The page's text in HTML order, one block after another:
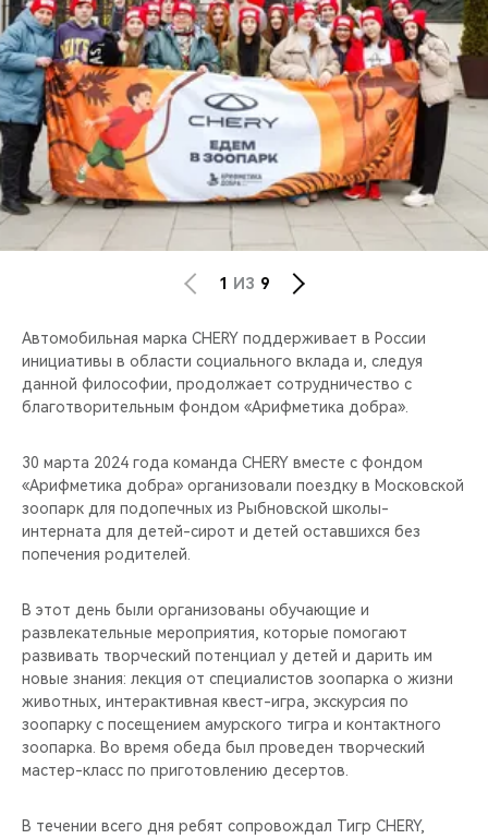
CHERY И СПОРТ
НАШИ МЕРОПРИЯТИЯ
ВИДЕООБЗОРЫ
CHERY ДЛЯ ДЕТЕЙ
1 ИЗ 9
Автомобильная марка CHERY поддерживает в России
инициативы в области социального вклада и, следуя
данной философии, продолжает сотрудничество с
благотворительным фондом «Арифметика добра».
30 марта 2024 года команда CHERY вместе с фондом
«Арифметика добра» организовали поездку в Московской
зоопарк для подопечных из Рыбновской школы-
интерната для детей-сирот и детей оставшихся без
попечения родителей.
В этот день были организованы обучающие и
развлекательные мероприятия, которые помогают
развивать творческий потенциал у детей и дарить им
новые знания: лекция от специалистов зоопарка о жизни
животных, интерактивная квест-игра, экскурсия по
зоопарку с посещением амурского тигра и контактного
зоопарка. Во время обеда был проведен творческий
мастер-класс по приготовлению десертов.
В течении всего дня ребят сопровождал Тигр CHERY,